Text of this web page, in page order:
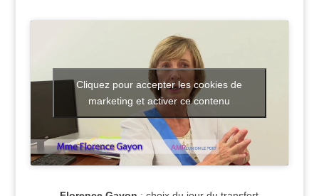
Cliquez pour accepter les cookies de
marketing et activer ce contenu